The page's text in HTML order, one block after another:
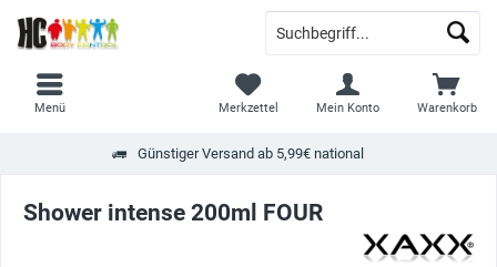
Günstiger Versand ab 5,99€ national
Warenkorb
Merkzettel Mein Konto
Menü
Shower intense 200ml FOUR